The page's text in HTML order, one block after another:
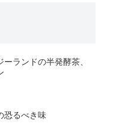
ーランドの半発酵茶、
恐るべき味